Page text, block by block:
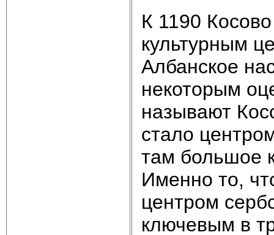
К 1190
культурным
Албанское
некоторым
называют
стало
там большое
Именно то,
центром
ключевым в